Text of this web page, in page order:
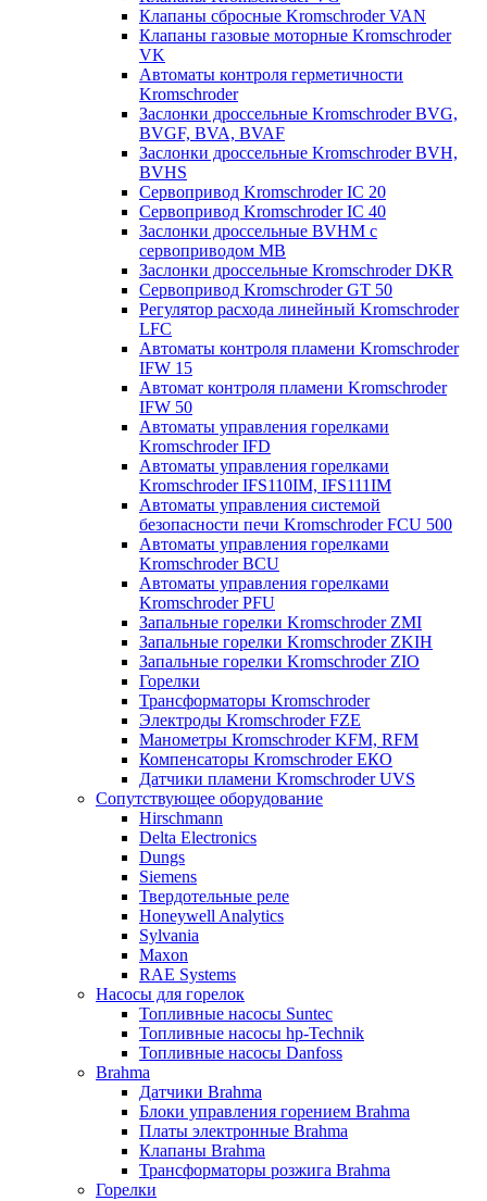
Клапаны сбросные Kromschroder VAN
Клапаны газовые моторные Kromschroder
VK
Автоматы контроля герметичности
Kromschroder
Заслонки дроссельные Kromschroder BVG,
BVGF, BVA, BVAF
Заслонки дроссельные Kromschroder BVH,
BVHS
Сервопривод Kromschroder IC 20
Сервопривод Kromschroder IC 40
Заслонки дроссельные BVHM с
сервоприводом МВ
Заслонки дроссельные Kromschroder DKR
Cервопривод Kromschroder GT 50
Регулятор расхода линейный Kromschroder
LFC
Автоматы контроля пламени Kromschroder
IFW 15
Автомат контроля пламени Kromschroder
IFW 50
Автоматы управления горелками
Kromschroder IFD
Автоматы управления горелками
Kromschroder IFS110IM, IFS111IM
Автоматы управления системой
безопасности печи Kromschroder FCU 500
Автоматы управления горелками
Kromschroder BCU
Автоматы управления горелками
Kromschroder PFU
Запальные горелки Kromschroder ZМI
Запальные горелки Kromschroder ZKIH
Запальные горелки Kromschroder ZIO
Горелки
Трансформаторы Kromschroder
Электроды Kromschroder FZE
Манометры Kromschroder KFM, RFM
Компенсаторы Kromschroder ЕКО
Датчики пламени Kromschroder UVS
Сопутствующее оборудование
Hirschmann
Delta Electronics
Dungs
Siemens
Твердотельные реле
Honeywell Analytics
Sylvania
Maxon
RAE Systems
Насосы для горелок
Топливные насосы Suntec
Топливные насосы hp-Technik
Топливные насосы Danfoss
Brahma
Датчики Brahma
Блоки управления горением Brahma
Платы электронные Brahma
Клапаны Brahma
Трансформаторы розжига Brahma
Горелки